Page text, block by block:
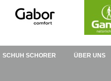
SCHUH SCHORER ÜBER UNS